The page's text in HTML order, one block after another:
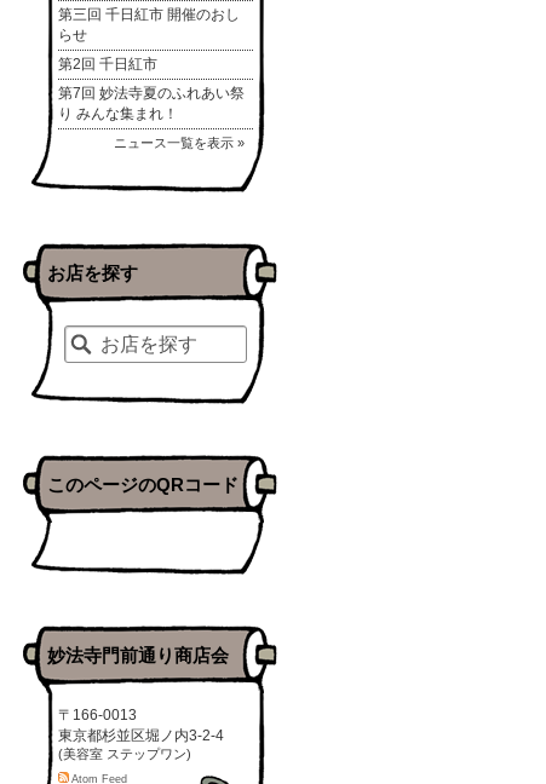
第三回 千日紅市 開催のおし
らせ
第2回 千日紅市
第7回 妙法寺夏のふれあい祭
り みんな集まれ！
ニュース一覧を表示 »
お店を探す
このページのQRコード
妙法寺門前通り商店会
〒166-0013
東京都杉並区堀ノ内3-2-4
(美容室 ステップワン)
Atom Feed